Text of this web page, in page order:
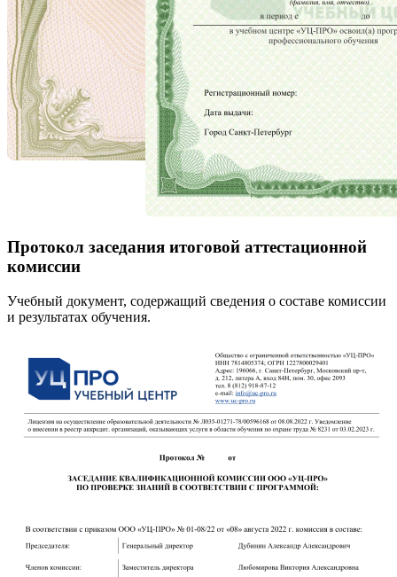
Протокол заседания итоговой аттестационной
комиссии
Учебный документ, содержащий сведения о составе комиссии
и результатах обучения.